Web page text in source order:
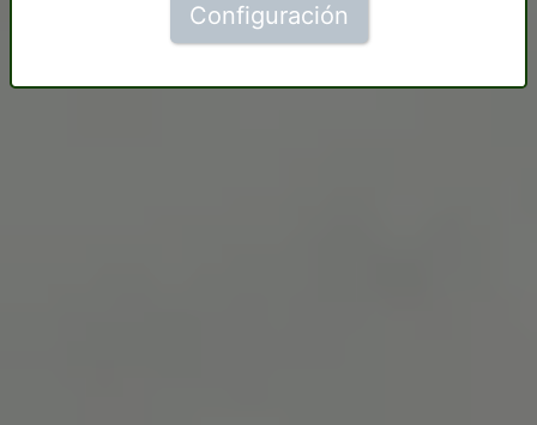
Configuración